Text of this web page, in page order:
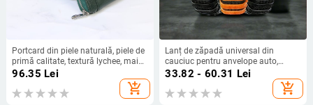
Portcard din piele naturală, piele de
primă calitate, textură lychee, mai
multe compartimente pentru
carduri și buzunar pentru monede
96.35 Lei
add_shopping_cart
Lanț de zăpadă universal din
cauciuc pentru anvelope auto,
model 9795, pentru anvelope de
(Marcă: Simple drunk)
33.82 - 60.31 Lei
add_shopping_cart